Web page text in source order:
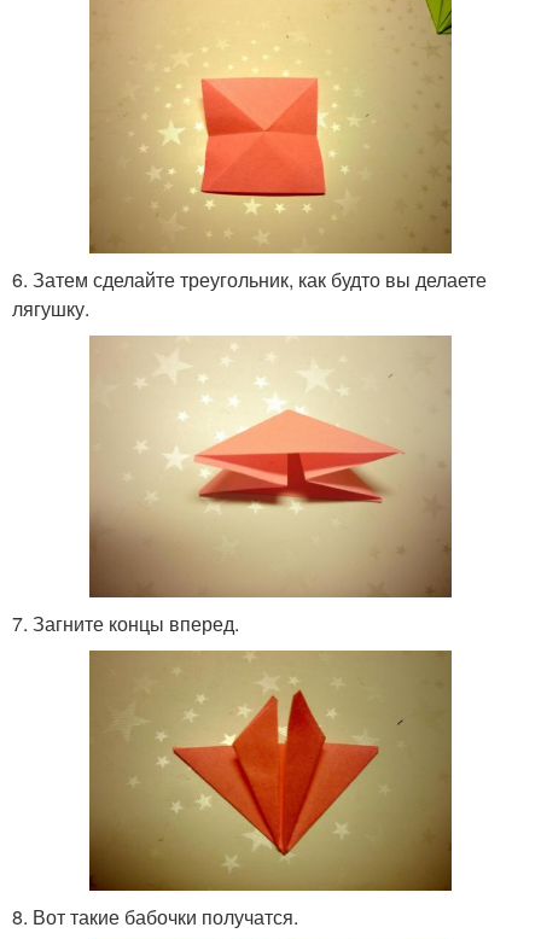
6. Затем сделайте треугольник, как будто вы делаете
лягушку.
7. Загните концы вперед.
8. Вот такие бабочки получатся.